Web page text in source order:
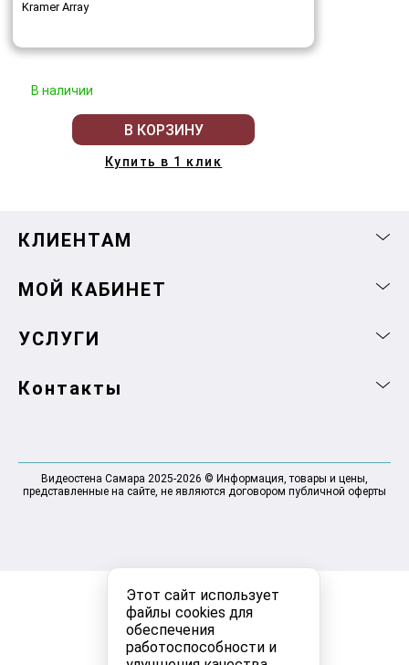
Этот сайт использует
файлы cookies для
обеспечения
работоспособности и
Kramer Array
В наличии
В КОРЗИНУ
Купить в 1 клик
КЛИЕНТАМ
МОЙ КАБИНЕТ
УСЛУГИ
Контакты
Видеостена Самара 2025-2026 © Информация, товары и цены,
представленные на сайте, не являются договором публичной оферты